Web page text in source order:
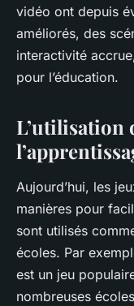
vidéo ont depuis
améliorés, des
interactivité
pour l’éducation.
L’utilisation
Aujourd’hui, les
manières pour
sont utilisés
écoles. Par
est un jeu
nombreuses